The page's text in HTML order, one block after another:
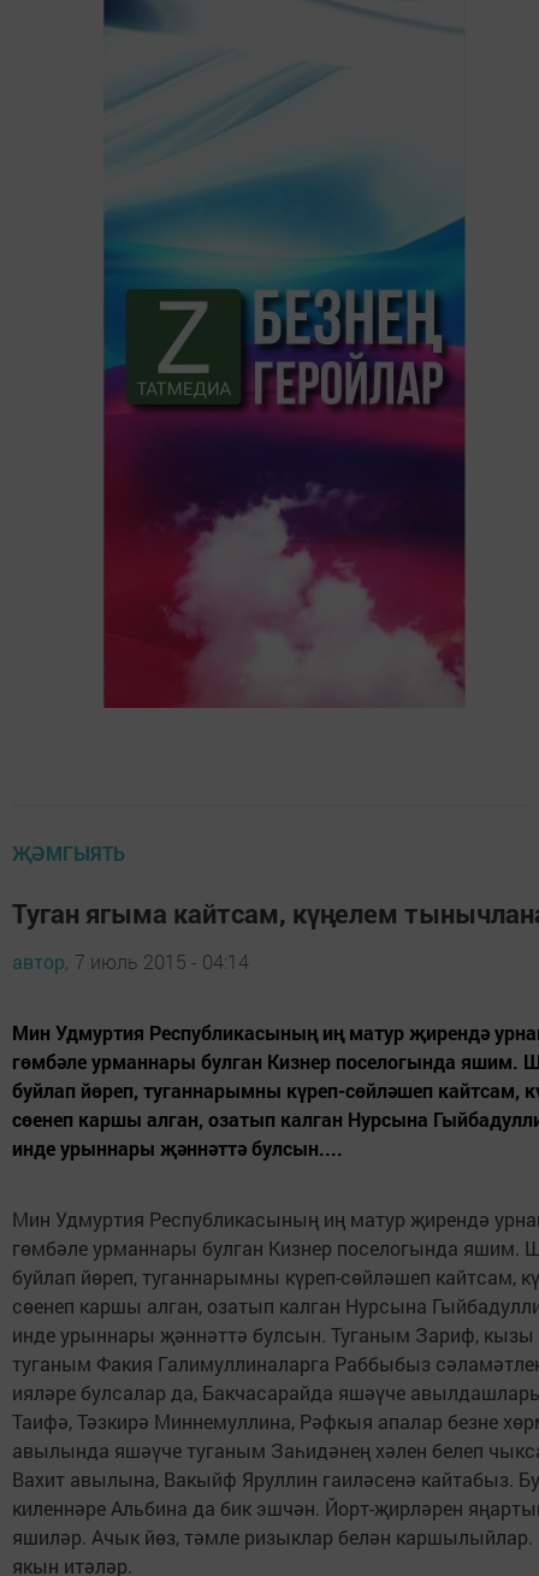
ҖӘМГЫЯТЬ
Туган ягыма кайтсам, күңелем
автор, 7 июль 2015 - 04:14
Мин Удмуртия Республикасының иң матур җирендә
гөмбәле урманнары булган Кизнер поселогында яшим.
буйлап йөреп, туганнарымны күреп-сөйләшеп кайтсам,
сөенеп каршы алган, озатып калган Нурсына
инде урыннары җәннәттә булсын....
Мин Удмуртия Республикасының иң матур җирендә
гөмбәле урманнары булган Кизнер поселогында яшим.
буйлап йөреп, туганнарымны күреп-сөйләшеп кайтсам,
сөенеп каршы алган, озатып калган Нурсына
инде урыннары җәннәттә булсын. Туганым Зариф, кызы
туганым Факия Галимуллиналарга Раббыбыз
ияләре булсалар да, Бакчасарайда яшәүче
Таифә, Тәзкирә Миннемуллина, Рәфкыя апалар безне
авылында яшәүче туганым Заһидәнең хәлен белеп
Вахит авылына, Вакыйф Яруллин гаиләсенә кайтабыз.
киленнәре Альбина да бик эшчән. Йорт-җирләрен
яшиләр. Ачык йөз, тәмле ризыклар белән
якын итәләр.